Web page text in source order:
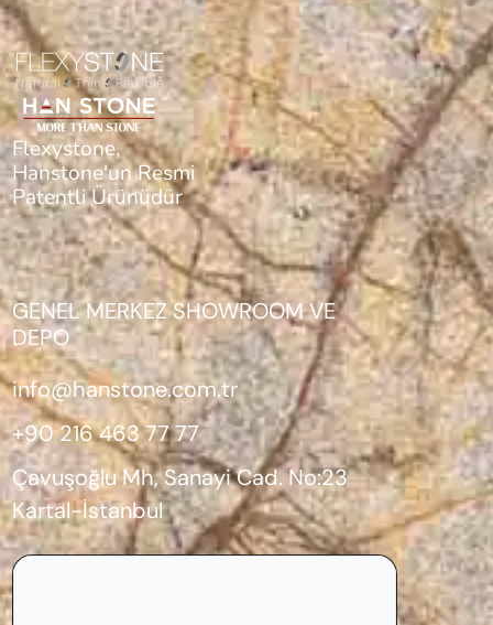
Flexystone,
Hanstone'un Resmi
Patentli Ürünüdür
GENEL MERKEZ SHOWROOM VE
DEPO
info@hanstone.com.tr
+90 216 463 77 77
Çavuşoğlu Mh, Sanayi Cad. No:23
Kartal-İstanbul